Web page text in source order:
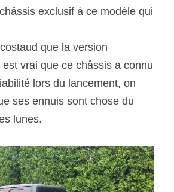
exclusif à ce modèle qui
que la version
est vrai que ce châssis a connu
lors du lancement, on
ses ennuis sont chose du
lunes.